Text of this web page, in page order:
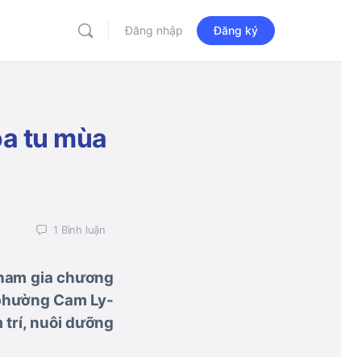
Đăng nhập Đăng ký
tu mùa
1 Bình luận
gia chương
Cam Ly-
trí, nuôi dưỡng